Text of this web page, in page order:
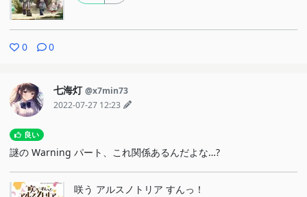
0 0
七海灯 @x7min73
2022-07-27 12:23
良い
謎の Warning パート、これ関係あるんだよな…?
咲う アルスノトリア すんっ！